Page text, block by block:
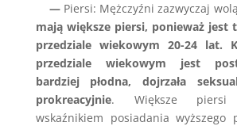
—Piersi: Mężczyźni zazwyczaj wolą
mają większe piersi, ponieważ jest
przedziale wiekowym 20-24 lat.
przedziale wiekowym jest
bardziej płodna, dojrzała
prokreacyjnie. Większe piersi
wskaźnikiem posiadania wyższego